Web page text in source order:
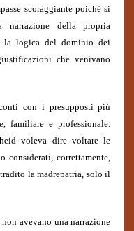
scoraggiante poiché si
narrazione della propria
la logica del dominio dei
che venivano
con i presupposti più
familiare e professionale.
voleva dire voltare le
considerati, correttamente,
la madrepatria, solo il
avevano una narrazione